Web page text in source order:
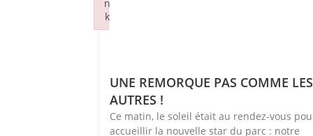
UNE REMORQUE PAS COMME LES
AUTRES !
Ce matin, le soleil était au rendez-vous
accueillir la nouvelle star du parc : notre
n
k
Failed to initialize plugin: wplink